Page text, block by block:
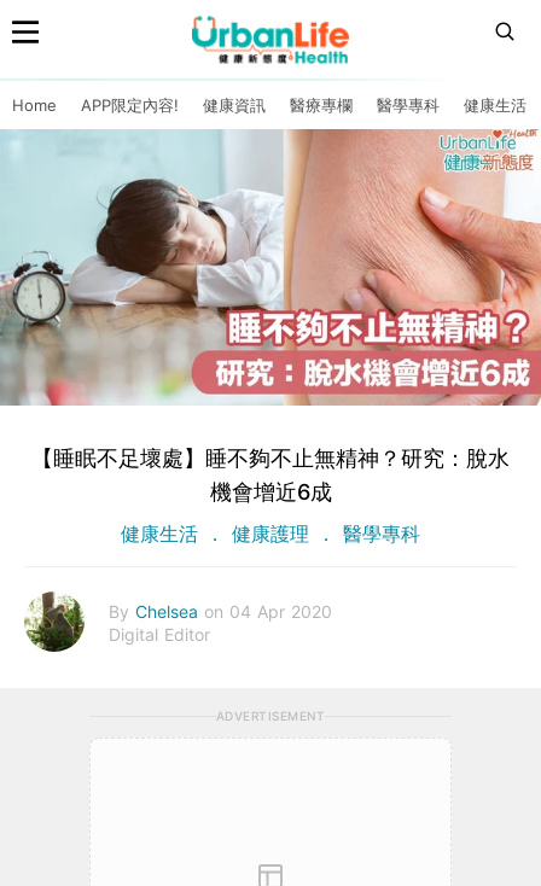
Home APP限定內容! 健康資訊 醫療專欄 醫學專科 健康生活
【睡眠不足壞處】睡不夠不止無精神？研究：脫水
機會增近6成
健康生活 健康護理 醫學專科
By Chelsea on 04 Apr 2020
Digital Editor
ADVERTISEMENT